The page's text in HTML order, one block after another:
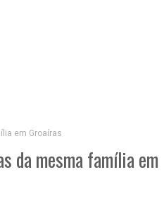
em Groaíras
da mesma família em